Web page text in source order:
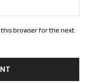
this browser for the next